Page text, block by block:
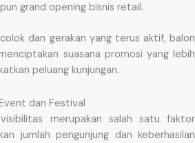
grand opening bisnis retail.
dan gerakan yang terus aktif, balon
suasana promosi yang lebih
peluang kunjungan.
dan Festival
merupakan salah satu faktor
jumlah pengunjung dan keberhasilan